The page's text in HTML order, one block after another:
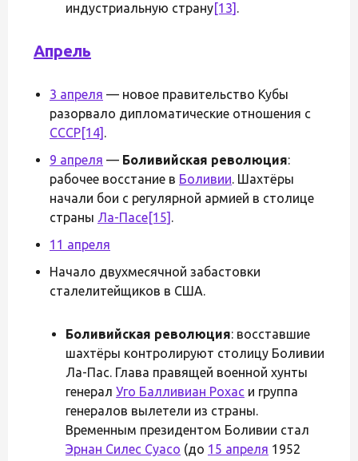
индустриальную страну[13] .
Апрель
3 апреля — новое правительство Кубы
разорвало дипломатические отношения с
СССР[14] .
9 апреля — Боливийская революция:
рабочее восстание в Боливии. Шахтёры
начали бои с регулярной армией в столице
страны Ла-Пасе[15] .
11 апреля
Начало двухмесячной забастовки
сталелитейщиков в США.
Боливийская революция: восставшие
шахтёры контролируют столицу Боливии
Ла-Пас. Глава правящей военной хунты
генерал Уго Балливиан Рохас и группа
генералов вылетели из страны.
Временным президентом Боливии стал
Эрнан Силес Суасо (до 15 апреля 1952